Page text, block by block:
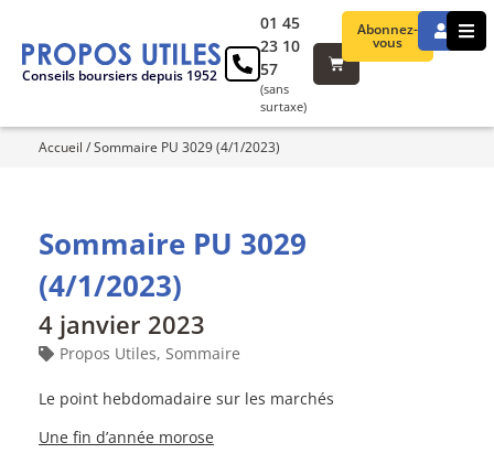
Conseils boursiers depuis 1952
Abonnez-
vous
01 45
23 10
57
(sans
surtaxe)
Accueil /Sommaire PU 3029 (4/1/2023)
Sommaire PU 3029
(4/1/2023)
4 janvier 2023
Propos Utiles, Sommaire
Le point hebdomadaire sur les marchés
Une fin d’année morose